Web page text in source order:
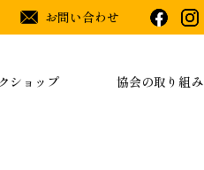
お問い合わせ
ショップ 協会の取り組み